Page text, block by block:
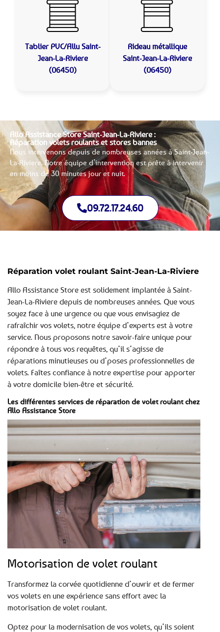
Tablier PVC/Allu Saint-
Jean-La-Riviere
(06450)
Rideau métallique
Saint-Jean-La-Riviere
(06450)
Allo Assistance Store Saint-Jean-La-Riviere :
Réparation volets roulants et stores bannes
Nous intervenons depuis de nombreuses années à Saint-Jean-
La-Riviere. Notre équipe d’intervention est prête à intervenir
en moins de 30 minutes jour et nuit.
09.72.17.24.60
Réparation volet roulant Saint-Jean-La-Riviere
Allo Assistance Store est solidement implantée à Saint-
Jean-La-Riviere depuis de nombreuses années. Que vous
soyez face à une urgence ou que vous envisagiez de
rafraîchir vos volets, notre équipe d’experts est à votre
service. Nous proposons notre savoir-faire unique pour
répondre à tous vos requêtes, qu’il s’agisse de
réparations minutieuses ou d’poses professionnelles de
volets. Faîtes confiance à notre expertise pour apporter
à votre domicile bien-être et sécurité.
Les différentes services de réparation de volet roulant chez
Allo Assistance Store
Motorisation de volet roulant
Transformez la corvée quotidienne d’ouvrir et de fermer
vos volets en une expérience sans effort avec la
motorisation de volet roulant.
Optez pour la modernisation de vos volets, qu’ils soient